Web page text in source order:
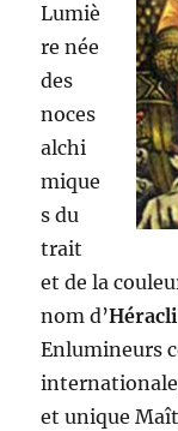
Lumiè
re née
des
noces
alchi
mique
s du
trait
et de la
nom d’
Enlumineurs
et unique